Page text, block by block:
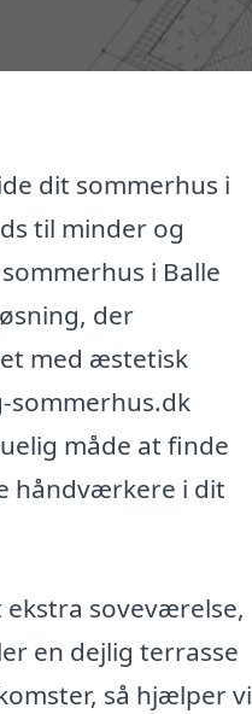
dit sommerhus i
til minder og
i Balle
der
med æstetisk
måde at finde
håndværkere i dit
soveværelse,
en dejlig terrasse
så hjælper vi